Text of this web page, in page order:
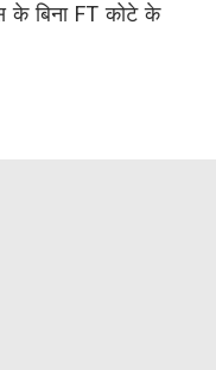
के बिना FT कोटे के